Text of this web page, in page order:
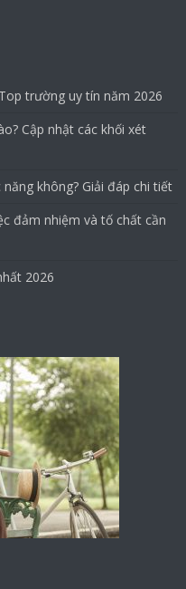
trường uy tín năm 2026
Cập nhật các khối xét
không? Giải đáp chi tiết
đảm nhiệm và tố chất cần
2026